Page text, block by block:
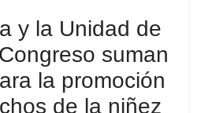
y la Unidad de
suman
la promoción
de la niñez